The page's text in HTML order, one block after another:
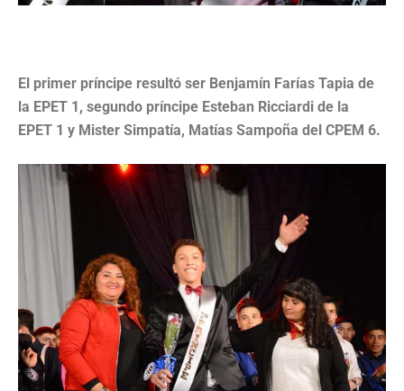
El primer príncipe resultó ser Benjamín Farías Tapia de
la EPET 1, segundo príncipe Esteban Ricciardi de la
EPET 1 y Mister Simpatía, Matías Sampoña del CPEM 6.